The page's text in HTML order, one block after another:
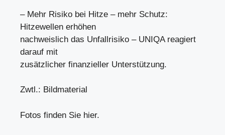
– Mehr Risiko bei Hitze – mehr Schutz:
Hitzewellen erhöhen
nachweislich das Unfallrisiko – UNIQA reagiert
darauf mit
zusätzlicher finanzieller Unterstützung.
Zwtl.: Bildmaterial
Fotos finden Sie hier.